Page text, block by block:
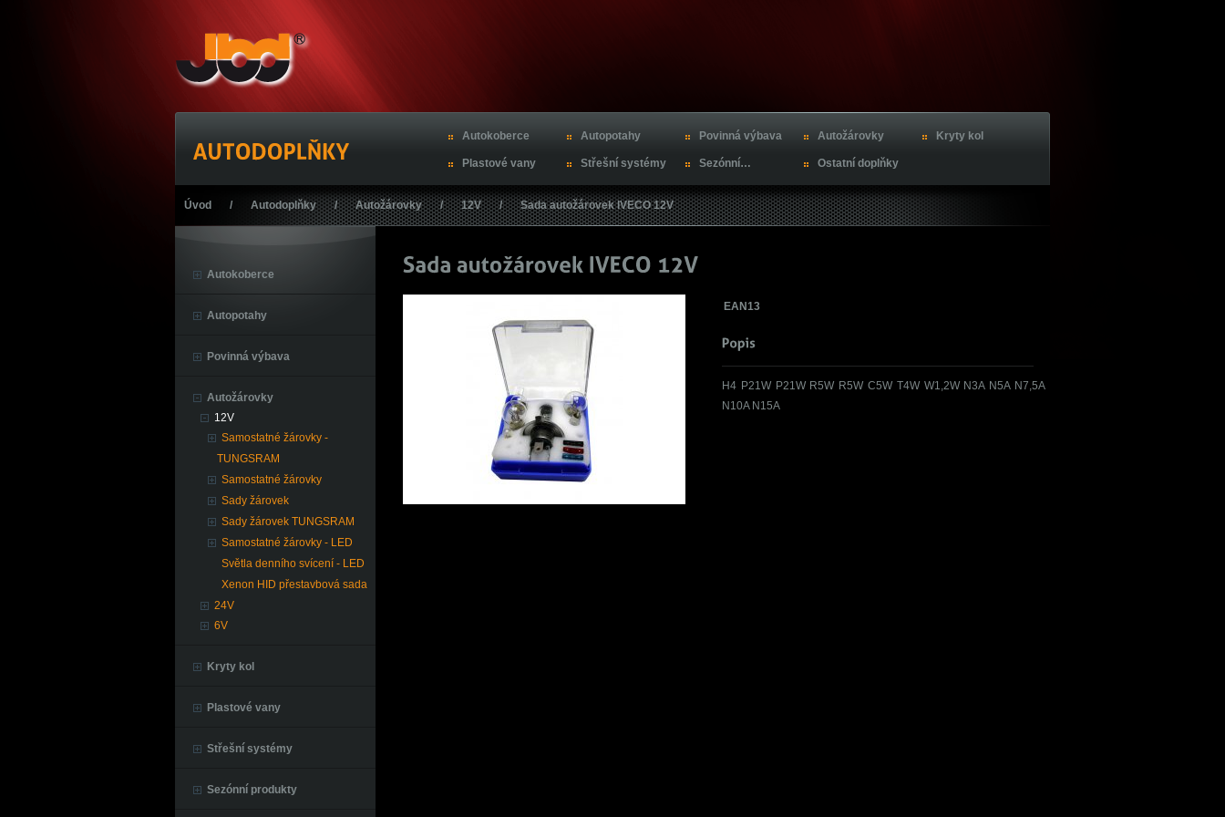
Autokoberce Autopotahy Povinná výbava Autožárovky Kryty kol
Plastové vany Střešní systémy Sezónní… Ostatní doplňky
Úvod / Autodoplňky / Autožárovky / 12V / Sada autožárovek IVECO 12V
Autokoberce
Autopotahy
Povinná výbava
Autožárovky
12V
Samostatné žárovky -
TUNGSRAM
Samostatné žárovky
Sady žárovek
Sady žárovek TUNGSRAM
Samostatné žárovky - LED
Světla denního svícení - LED
Xenon HID přestavbová sada
24V
6V
Kryty kol
Plastové vany
Střešní systémy
Sezónní produkty
EAN13
H4 P21W P21W R5W R5W C5W T4W W1,2W N3A N5A N7,5A
N10A N15A